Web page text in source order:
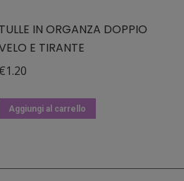
TULLE IN ORGANZA DOPPIO
E TIRANTE
€1.20
Aggiungi al carrello